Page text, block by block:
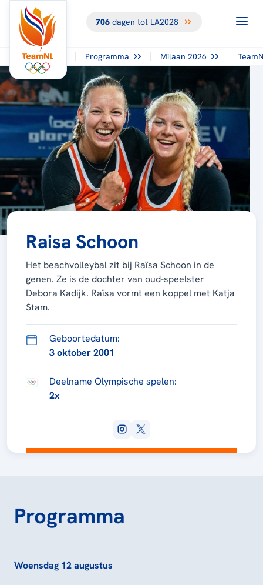
706dagen tot LA2028
Programma Milaan 2026
Raisa Schoon
Het beachvolleybal zit bij Raïsa Schoon in de
genen. Ze is de dochter van oud-speelster
Debora Kadijk. Raïsa vormt een koppel met Katja
Stam.
Geboortedatum:
3 oktober 2001
Deelname Olympische spelen:
2x
Programma
Woensdag 12 augustus